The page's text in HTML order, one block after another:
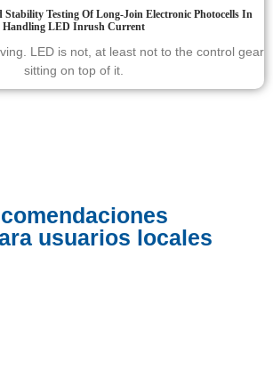
Stability Testing Of Long-Join Electronic Photocells In
Handling LED Inrush Current
LED is not, at least not to the control gear
sitting on top of it.
usuarios locales